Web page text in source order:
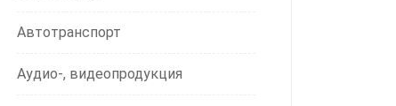
Автотранспорт
Аудио-, видеопродукция